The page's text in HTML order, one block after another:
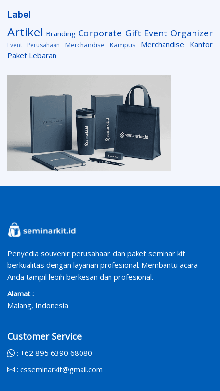
Label
Artikel Branding Corporate Gift Event Organizer
Event Perusahaan Merchandise Kampus
Merchandise Kantor
Paket Lebaran
Penyedia souvenir perusahaan dan paket seminar kit
berkualitas dengan layanan profesional. Membantu acara
Anda tampil lebih berkesan dan profesional.
Alamat :
Malang, Indonesia
Customer Service
: +62 895 6390 68080
: csseminarkit@gmail.com